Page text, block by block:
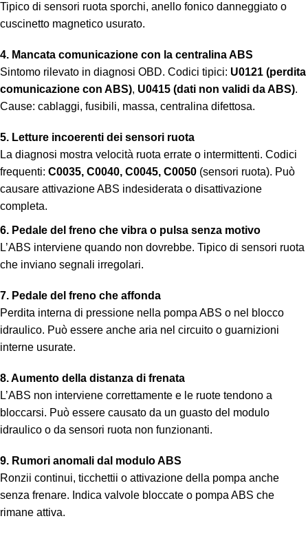
Tipico di sensori ruota sporchi, anello fonico danneggiato o
cuscinetto magnetico usurato.
4. Mancata comunicazione con la centralina ABS
Sintomo rilevato in diagnosi OBD. Codici tipici: U0121 (perdita
comunicazione con ABS), U0415 (dati non validi da ABS).
Cause: cablaggi, fusibili, massa, centralina difettosa.
5. Letture incoerenti dei sensori ruota
La diagnosi mostra velocità ruota errate o intermittenti. Codici
frequenti: C0035, C0040, C0045, C0050 (sensori ruota). Può
causare attivazione ABS indesiderata o disattivazione
completa.
6. Pedale del freno che vibra o pulsa senza motivo
L’ABS interviene quando non dovrebbe. Tipico di sensori ruota
che inviano segnali irregolari.
7. Pedale del freno che affonda
Perdita interna di pressione nella pompa ABS o nel blocco
idraulico. Può essere anche aria nel circuito o guarnizioni
interne usurate.
8. Aumento della distanza di frenata
L’ABS non interviene correttamente e le ruote tendono a
bloccarsi. Può essere causato da un guasto del modulo
idraulico o da sensori ruota non funzionanti.
9. Rumori anomali dal modulo ABS
Ronzii continui, ticchettii o attivazione della pompa anche
senza frenare. Indica valvole bloccate o pompa ABS che
rimane attiva.